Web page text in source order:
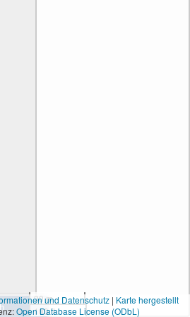
30 m
100 ft
und Datenschutz | Karte hergestellt
Open Database License (ODbL)